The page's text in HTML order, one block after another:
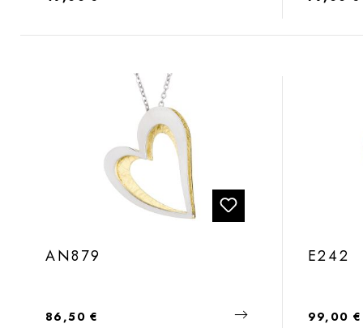
AN879
Regulärer Preis:
86,50 €
E242
Regulärer
99,00 €